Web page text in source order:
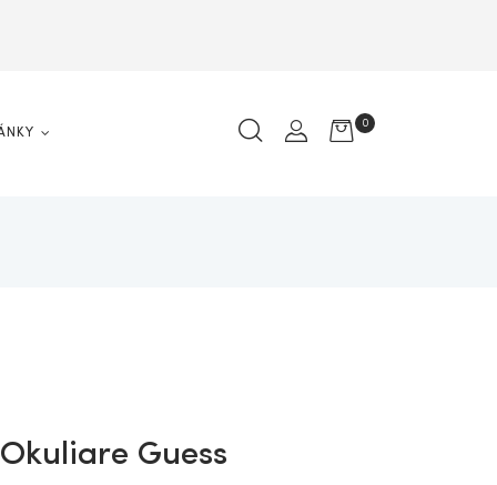
0
Okuliare Guess